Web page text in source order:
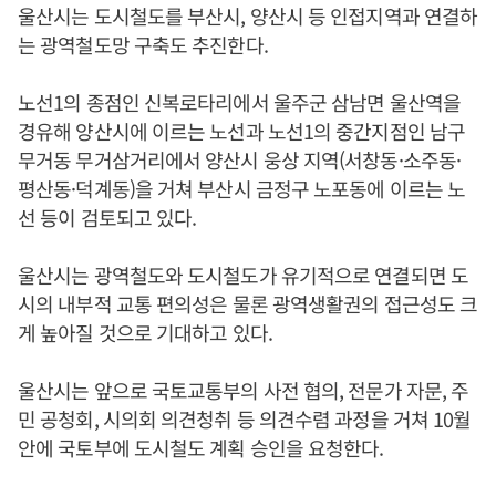
울산시는 도시철도를 부산시, 양산시 등 인접지역과 연결하
는 광역철도망 구축도 추진한다.
노선1의 종점인 신복로타리에서 울주군 삼남면 울산역을
경유해 양산시에 이르는 노선과 노선1의 중간지점인 남구
무거동 무거삼거리에서 양산시 웅상 지역(서창동·소주동·
평산동·덕계동)을 거쳐 부산시 금정구 노포동에 이르는 노
선 등이 검토되고 있다.
울산시는 광역철도와 도시철도가 유기적으로 연결되면 도
시의 내부적 교통 편의성은 물론 광역생활권의 접근성도 크
게 높아질 것으로 기대하고 있다.
울산시는 앞으로 국토교통부의 사전 협의, 전문가 자문, 주
민 공청회, 시의회 의견청취 등 의견수렴 과정을 거쳐 10월
안에 국토부에 도시철도 계획 승인을 요청한다.